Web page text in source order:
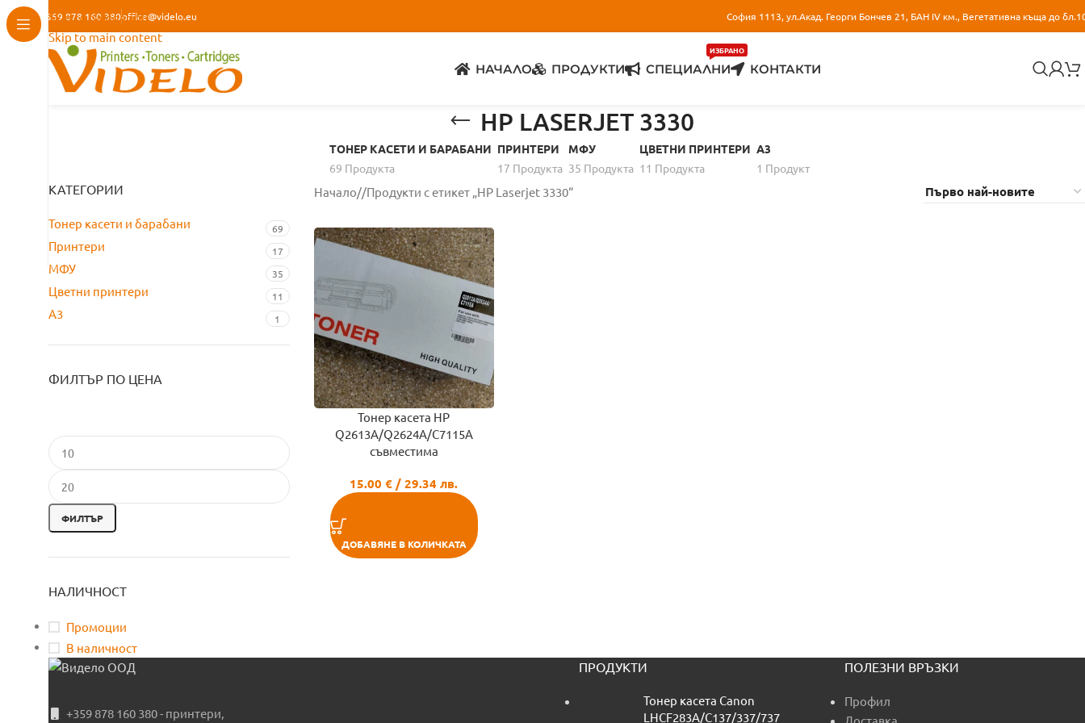
Skip to navigation
Skip to main content
+359 878 160 380office@videlo.eu София 1113, ул.Акад. Георги Бончев 21, БАН IV км., Вегетативна къща до
НАЧАЛО ПРОДУКТИ СПЕЦИАЛНИ
ИЗБРАНО
КОНТАКТИ
HP LASERJET 3330
ТОНЕР КАСЕТИ И БАРАБАНИ
69 Продуктa
ПРИНТЕРИ
17 Продуктa
МФУ
35 Продуктa
ЦВЕТНИ ПРИНТЕРИ
11 Продуктa
A3
1 Продукт
КАТЕГОРИИ
Тонер касети и барабани 69
Принтери 17
МФУ 35
Цветни принтери 11
A3 1
ФИЛТЪР ПО ЦЕНА
ФИЛТЪР
НАЛИЧНОСТ
Промоции
В наличност
Начало/ Продукти с етикет „HP Laserjet 3330“
Тонер касета HP
Q2613A/Q2624A/C7115A
съвместима
15.00€ / 29.34 лв.
ДОБАВЯНЕ В КОЛИЧКАТА
+359 878 160 380 - принтери,
ПРОДУКТИ
Тонер касета Canon
LHCF283A/C137/337/737
ПОЛЕЗНИ ВРЪЗКИ
Профил